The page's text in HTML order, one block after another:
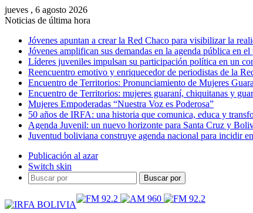
jueves , 6 agosto 2026
Noticias de última hora
Jóvenes apuntan a crear la Red Chaco para visibilizar la
Jóvenes amplifican sus demandas en la agenda pública en
Líderes juveniles impulsan su participación política en un
Reencuentro emotivo y enriquecedor de periodistas de la
Encuentro de Territorios: Pronunciamiento de Mujeres
Encuentro de Territorios: mujeres guaraní, chiquitanas y
Mujeres Empoderadas “Nuestra Voz es Poderosa”
50 años de IRFA: una historia que comunica, educa y
Agenda Juvenil: un nuevo horizonte para Santa Cruz y
Juventud boliviana construye agenda nacional para incidir
Publicación al azar
Switch skin
Buscar por